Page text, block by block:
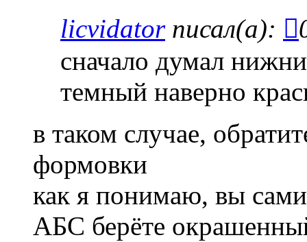
licvidatorписал(а):
сначало думал
темный наверно
в таком случае,
формовки
как я понимаю, вы сами
АБС берёте